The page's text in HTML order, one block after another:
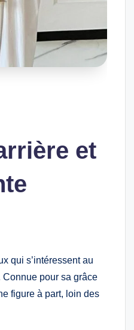
et
qui s’intéressent au
Connue pour sa grâce
figure à part, loin des